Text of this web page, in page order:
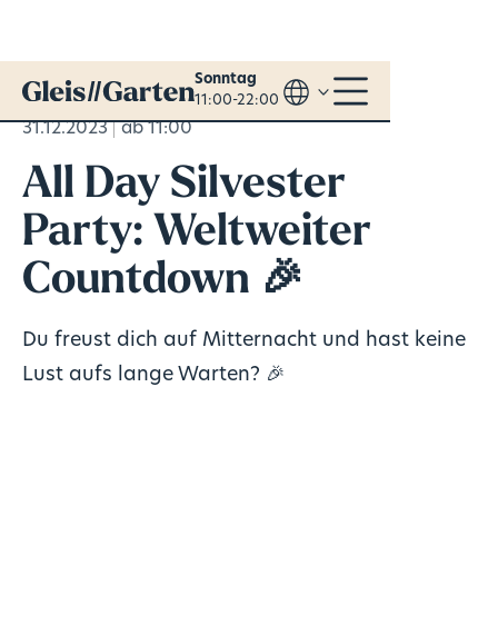
Sonntag
11:00-22:00
31.12.2023 ab 11:00
All Day Silvester
Party: Weltweiter
Countdown 🎉
Du freust dich auf Mitternacht und hast keine
Lust aufs lange Warten? 🎉